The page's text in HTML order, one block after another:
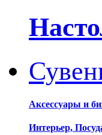
Аксессуары и
Интерьер,